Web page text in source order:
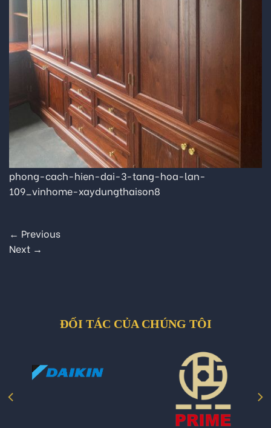
phong-cach-hien-dai-3-tang-hoa-lan-
109_vinhome-xaydungthaison8
← Previous
Next →
ĐỐI TÁC CỦA CHÚNG TÔI